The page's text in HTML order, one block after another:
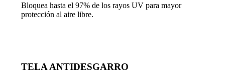
Bloquea hasta el 97% de los rayos UV para mayor
protección al aire libre.
TELA ANTIDESGARRO